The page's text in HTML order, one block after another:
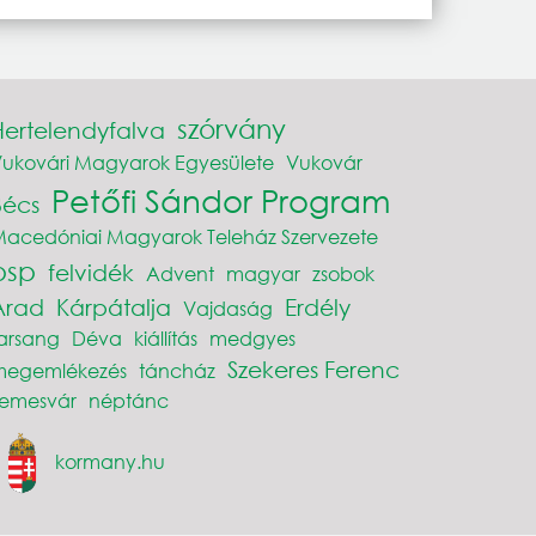
szórvány
Magyarok Egyesülete Vukovár
Petőfi Sándor Program
Magyarok Teleház Szervezete
felvidék Advent magyar zsobok
Kárpátalja Vajdaság Erdély
Déva kiállítás medgyes
táncház Szekeres Ferenc
néptánc
kormany.hu